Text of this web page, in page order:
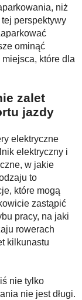
niż
perspektywy
ominąć
które dla
zalet
jazdy
elektryczne
elektryczny i
w jakie
to
które mogą
zastąpić
pracy, na jaki
rowerach
kilkunastu
nie tylko
nie jest długi.